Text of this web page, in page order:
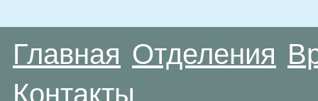
Главная Отделения
Контакты